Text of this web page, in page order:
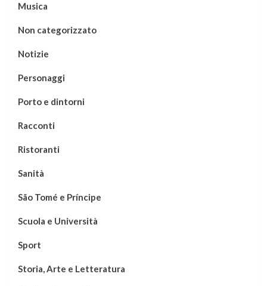
Musica
Non categorizzato
Notizie
Personaggi
Porto e dintorni
Racconti
Ristoranti
Sanità
São Tomé e Príncipe
Scuola e Università
Sport
Storia, Arte e Letteratura